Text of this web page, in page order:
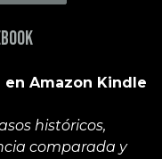
Amazon Kindle
históricos,
comparada y